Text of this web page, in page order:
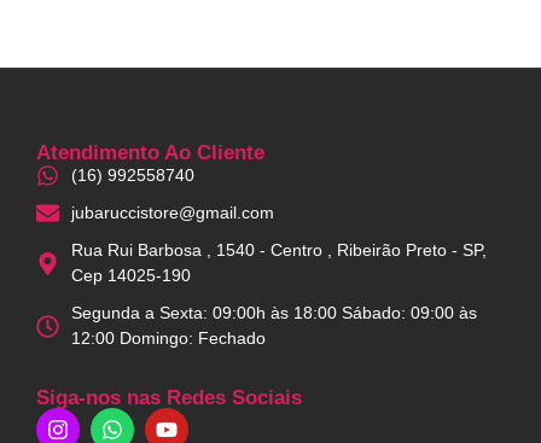
Atendimento Ao Cliente
(16) 992558740
jubaruccistore@gmail.com
Rua Rui Barbosa , 1540 - Centro , Ribeirão Preto - SP,
Cep 14025-190
Segunda a Sexta: 09:00h às 18:00 Sábado: 09:00 às
12:00 Domingo: Fechado
Siga-nos nas Redes Sociais